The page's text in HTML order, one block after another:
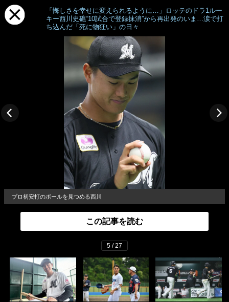
「悔しさを幸せに変えられるように…」ロッテのドラ1ルー
キー西川史礁“10試合で登録抹消”から再出発のいま…涙で打
ち込んだ「死に物狂い」の日々
プロ初安打のボールを見つめる西川
この記事を読む
5 / 27